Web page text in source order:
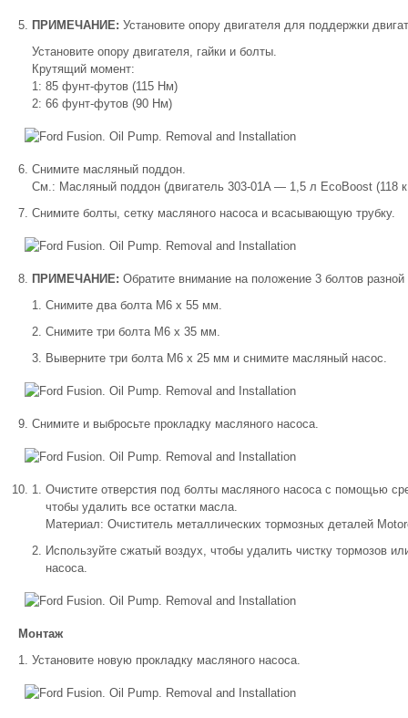
ПРИМЕЧАНИЕ: Установите опору двигателя для поддержки
Установите опору двигателя, гайки и болты.
Крутящий момент:
1: 85 фунт-футов (115 Нм)
2: 66 фунт-футов (90 Нм)
Снимите масляный поддон.
См.: Масляный поддон (двигатель 303-01A — 1,5 л EcoBoost (118
Снимите болты, сетку масляного насоса и всасывающую трубку.
ПРИМЕЧАНИЕ: Обратите внимание на положение 3 болтов
Снимите два болта M6 x 55 мм.
Снимите три болта M6 x 35 мм.
Выверните три болта M6 x 25 мм и снимите масляный насос.
Снимите и выбросьте прокладку масляного насоса.
Очистите отверстия под болты масляного насоса с помощью
чтобы удалить все остатки масла.
Материал: Очиститель металлических тормозных деталей
Используйте сжатый воздух, чтобы удалить чистку тормозов
насоса.
Монтаж
Установите новую прокладку масляного насоса.